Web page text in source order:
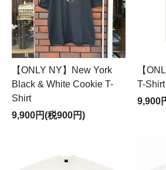
【ONLY NY】New York
Black & White Cookie T-
Shirt
9,900円(税900円)
【
T-Shirt
9,900